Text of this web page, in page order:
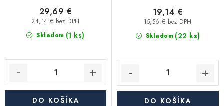
Skladom (1 ks)
24,14 € bez DPH
29,69 €
DO KOŠÍKA
Skladom (22 ks)
15,56 € bez DPH
19,14 €
DO KOŠÍKA